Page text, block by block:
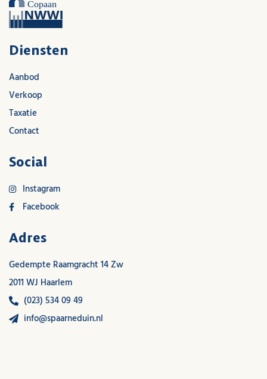
Diensten
Aanbod
Verkoop
Taxatie
Contact
Social
Instagram
Facebook
Adres
Gedempte Raamgracht 14 Zw
2011 WJ Haarlem
(023) 534 09 49
info@spaarneduin.nl